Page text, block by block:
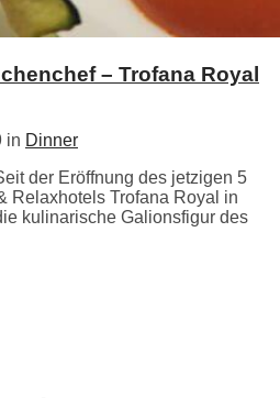
– Trofana Royal
in Dinner
der Eröffnung des jetzigen 5
Relaxhotels Trofana Royal in
kulinarische Galionsfigur des